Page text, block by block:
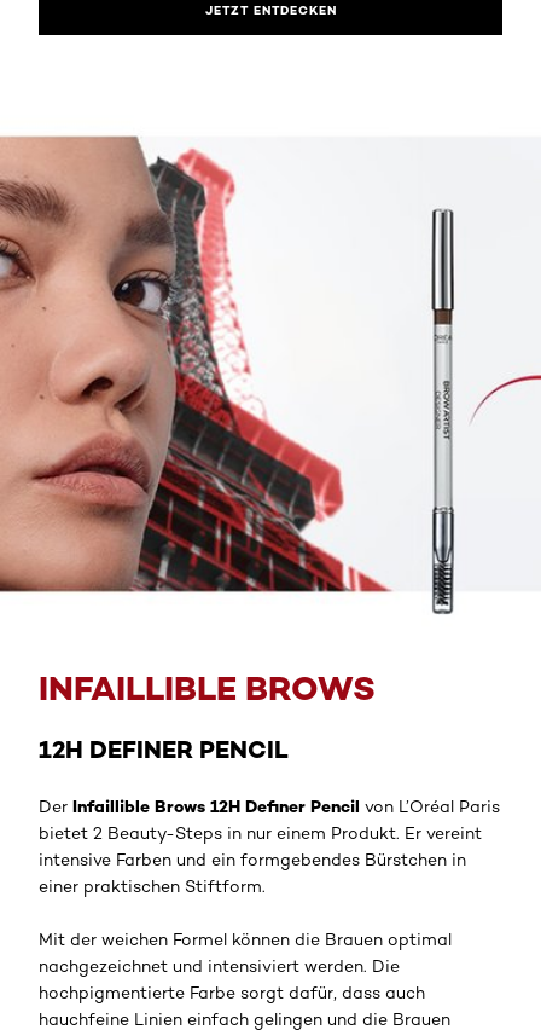
JETZT ENTDECKEN
INFAILLIBLE BROWS
12H DEFINER PENCIL
Der Infaillible Brows 12H Definer Pencil von L’Oréal Paris
bietet 2 Beauty-Steps in nur einem Produkt. Er vereint
intensive Farben und ein formgebendes Bürstchen in
einer praktischen Stiftform.
Mit der weichen Formel können die Brauen optimal
nachgezeichnet und intensiviert werden. Die
hochpigmentierte Farbe sorgt dafür, dass auch
hauchfeine Linien einfach gelingen und die Brauen